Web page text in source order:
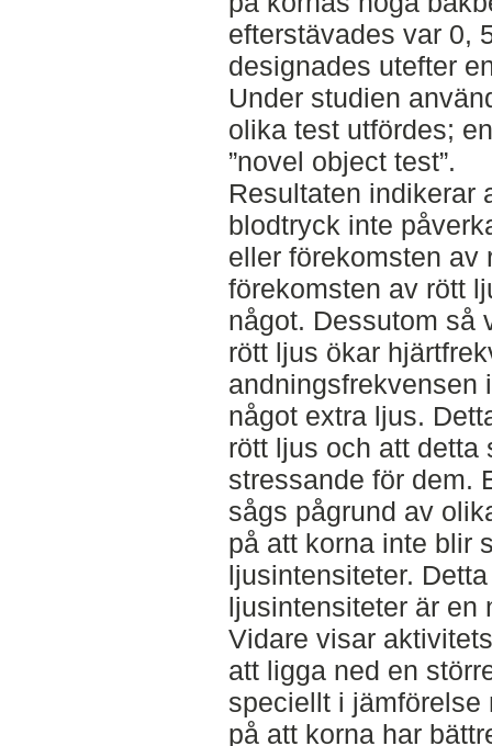
efterstävades var 0,
designades utefter
Under studien
olika test utfördes;
”novel object test”.
Resultaten indikerar
blodtryck inte
eller förekomsten av
förekomsten av rött
något. Dessutom så
rött ljus ökar
andningsfrekvensen
något extra ljus.
rött ljus och att detta
stressande för dem.
sågs pågrund av
på att korna inte blir
ljusintensiteter.
ljusintensiteter är en
Vidare visar
att ligga ned en
speciellt i jämförelse
på att korna har